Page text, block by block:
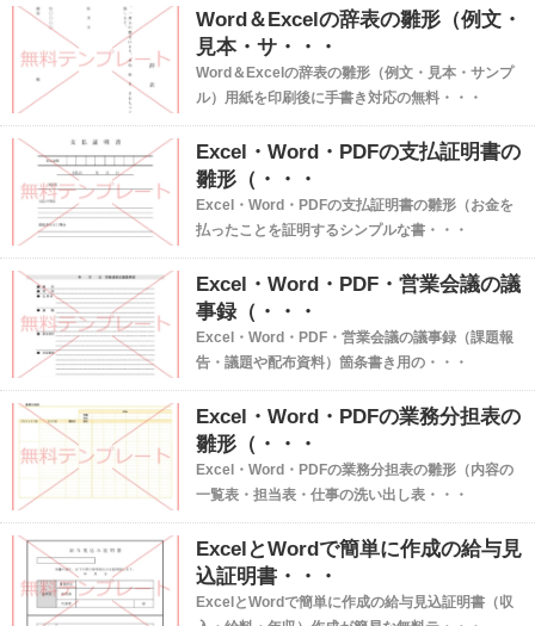
Word＆Excelの辞表の雛形（例文・
見本・サ・・・
Word＆Excelの辞表の雛形（例文・見本・サンプ
ル）用紙を印刷後に手書き対応の無料・・・
Excel・Word・PDFの支払証明書の
雛形（・・・
Excel・Word・PDFの支払証明書の雛形（お金を
払ったことを証明するシンプルな書・・・
Excel・Word・PDF・営業会議の議
事録（・・・
Excel・Word・PDF・営業会議の議事録（課題報
告・議題や配布資料）箇条書き用の・・・
Excel・Word・PDFの業務分担表の
雛形（・・・
Excel・Word・PDFの業務分担表の雛形（内容の
一覧表・担当表・仕事の洗い出し表・・・
ExcelとWordで簡単に作成の給与見
込証明書・・・
ExcelとWordで簡単に作成の給与見込証明書（収